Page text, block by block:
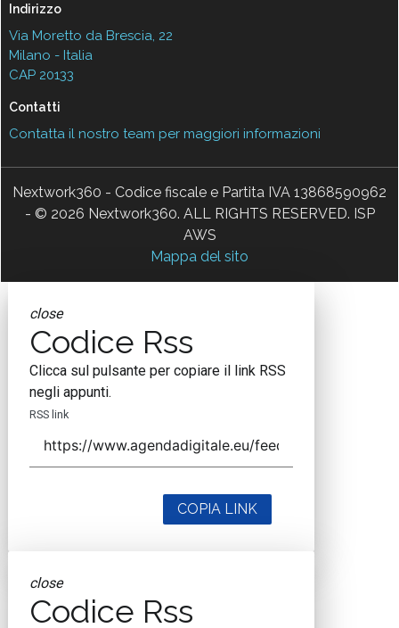
Indirizzo
Via Moretto da Brescia, 22
Milano - Italia
CAP 20133
Contatti
Contatta il nostro team per maggiori informazioni
Nextwork360 - Codice fiscale e Partita IVA 13868590962
- © 2026 Nextwork360. ALL RIGHTS RESERVED. ISP
AWS
Mappa del sito
close
Codice Rss
Clicca sul pulsante per copiare il link RSS
negli appunti.
RSS link
COPIA LINK
close
Codice Rss